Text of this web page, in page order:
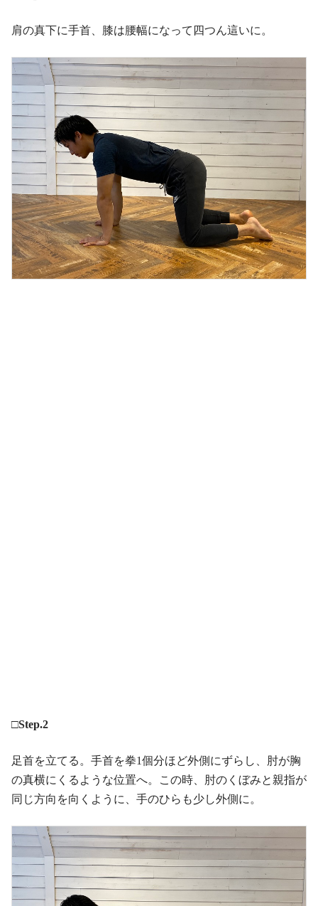
肩の真下に手首、膝は腰幅になって四つん這いに。
□Step.2
足首を立てる。手首を拳1個分ほど外側にずらし、肘が胸
の真横にくるような位置へ。この時、肘のくぼみと親指が
同じ方向を向くように、手のひらも少し外側に。